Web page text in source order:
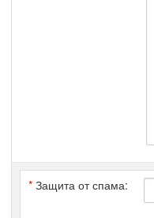
* Защита от спама: